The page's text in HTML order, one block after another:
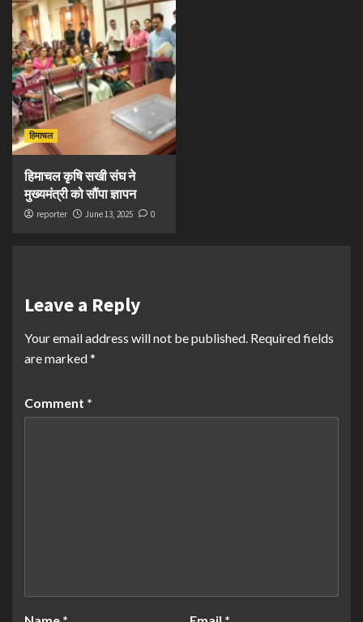
हिमाचल
हिमाचल कृषि सखी संघ ने
मुख्यमंत्री को सौंपा ज्ञापन
reporter June 13, 2025 0
Leave a Reply
Your email address will not be published. Required fields
are marked*
Comment *